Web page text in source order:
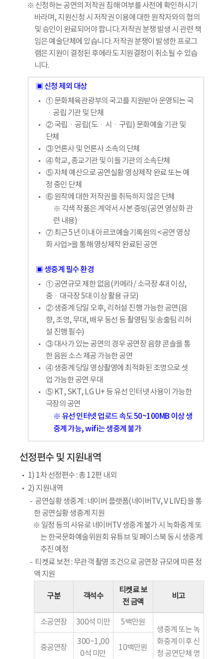
※ 신청하는 공연의 저작권 침해 여부를 사전에 확인하시기
바라며, 지원신청 시 저작권 이용에 대한 원작자와의 협의
및 승인이 완료되어야 합니다. 저작권 분쟁 발생 시 관련 책
임은 예술단체에 있습니다. 저작권 분쟁이 발생한 프로그
램은 지원이 결정된 후에라도 지원결정이 취소될 수 있습
니다.
▣ 신청 제외 대상
① 문화체육관광부의 국고를 지원받아 운영되는 국
ㆍ공립 기관 및 단체
② 국립ㆍ공립(도ㆍ시ㆍ구립) 문화예술 기관 및
단체
③ 언론사 및 언론사 소속의 단체
④ 학교, 종교기관 및 이들 기관의 소속단체
⑤ 자체 예산으로 공연실황 영상제작 완료 또는 예
정 중인 단체
⑥ 원작에 대한 저작권을 취득하지 않은 단체
※ 각색 작품은 계약서 사본 증빙(공연 영상화 관
련 내용)
⑦ 최근 5년 이내 아르코예술기록원의 <공연 영상
화 사업>을 통해 영상제작 완료된 공연
▣ 생중계 필수 환경
① 공연규모 제한 없음(카메라/ 소극장 4대 이상,
중ㆍ대극장 5대 이상 활용 규모)
② 생중계 당일 오후, 리허설 진행 가능한 공연(음
향, 조명, 무대, 배우 동선 등 촬영팀 및 송출팀 리허
설 진행 필수)
③ 대사가 있는 공연의 경우 공연장 음향 콘솔을 통
한 음원 소스 제공 가능한 공연
④ 생중계 당일 영상촬영에 최적화된 조명으로 셋
업 가능한 공연 우대
⑤ KT, SKT, LG U+ 등 유선 인터넷 사용이 가능한
극장의 공연
※ 유선 인터넷 업로드 속도 50~100MB 이상 생
중계 가능, wifi는 생중계 불가
선정편수 및 지원내역
1) 1차 선정편수 : 총 12편 내외
2) 지원내역
공연실황 생중계 : 네이버 플랫폼(네이버TV, V LIVE)을 통
한 공연실황 생중계 지원
※ 일정 등의 사유로 네이버TV 생중계 불가 시 녹화중계 또
는 한국문화예술위원회 유튜브 및 페이스북 동시 생중계
추진 예정
티켓료 보전 : 무관객 촬영 조건으로 공연장 규모에 따른 정
액 지원
구분 객석수
티켓료 보
전 금액
비고
소공연장 300석 미만
5백만원
생중계 또는 녹
화중계 이후 신
청 공연단체 명
중공연장
300~1,00
0석 미만
10백만원